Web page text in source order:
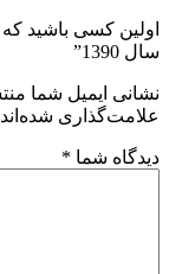
اولین کسی باشید
سال 1390”
نشانی ایمیل شما
علامت‌گذاری شده‌اند
دیدگاه شما *